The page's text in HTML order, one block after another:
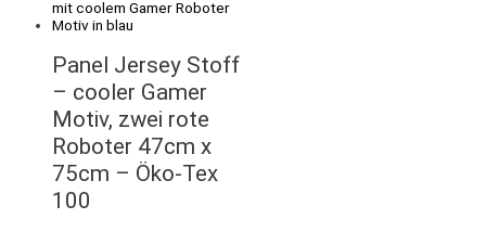
Panel Jersey Stoff
– cooler Gamer
Motiv, zwei rote
Roboter 47cm x
75cm – Öko-Tex
100